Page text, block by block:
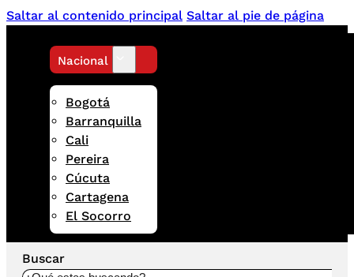
Saltar al contenido principal Saltar al pie de página
Nacional
Bogotá
Barranquilla
Cali
Pereira
Cúcuta
Cartagena
El Socorro
Buscar